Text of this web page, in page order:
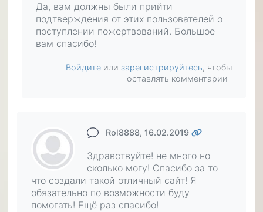
Да, вам должны были прийти
подтверждения от этих пользователей о
поступлении пожертвований. Большое
вам спасибо!
Войдите или зарегистрируйтесь, чтобы
оставлять комментарии
Rol8888, 16.02.2019
Здравствуйте! не много но
сколько могу! Спасибо за то
что создали такой отличный сайт! Я
обязательно по возможности буду
помогать! Ещё раз спасибо!